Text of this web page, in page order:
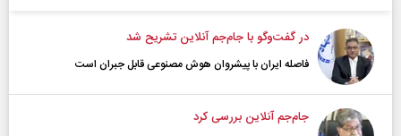
در گفت‌و‌گو با جام‌جم آنلاین تشریح شد
فاصله ایران با پیشرو‌ان هوش مصنوعی قابل جبران است
جام‌جم آنلاین بررسی کرد